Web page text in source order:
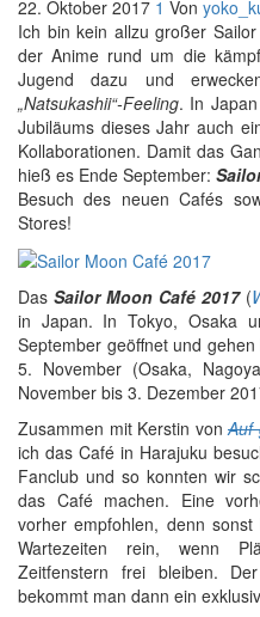
22. Oktober 2017 1 Von
Ich bin kein allzu großer
der Anime rund um die
Jugend dazu und
„Natsukashii“-Feeling. In
Jubiläums dieses Jahr auch
Kollaborationen. Damit das
hieß es Ende September:
Besuch des neuen Cafés
Stores!
Das Sailor Moon Café 2017(
in Japan. In Tokyo, Osaka
September geöffnet und
5. November (Osaka,
November bis 3. Dezember
Zusammen mit Kerstin von Auf
ich das Café in Harajuku
Fanclub und so konnten wir
das Café machen. Eine
vorher empfohlen, denn
Wartezeiten rein, wenn
Zeitfenstern frei bleiben.
bekommt man dann ein